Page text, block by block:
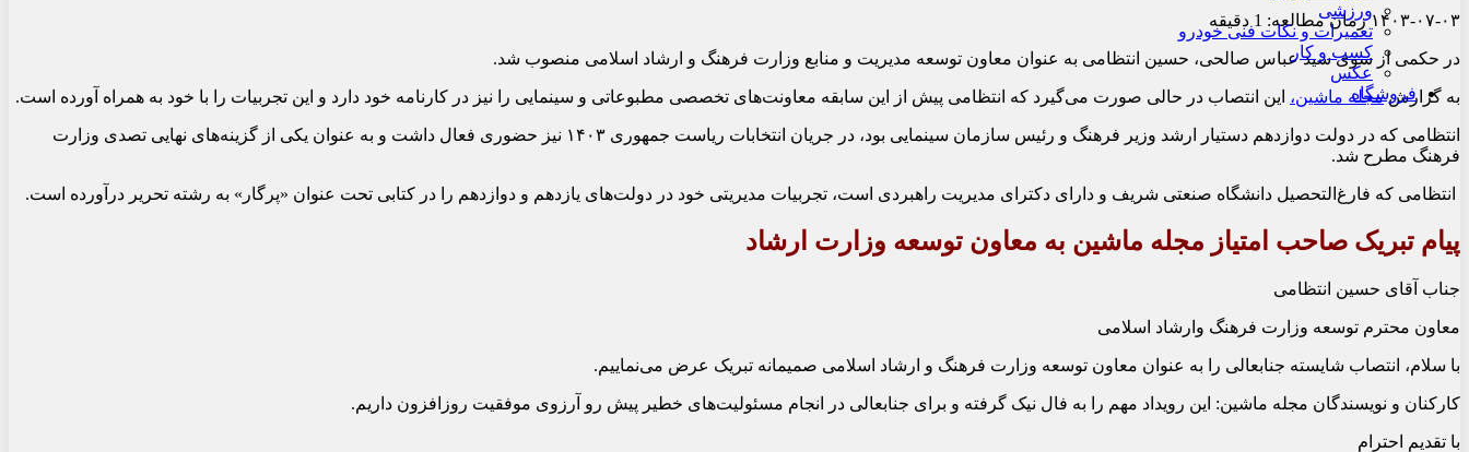
ورزشی
تعمیرات و نکات فنی خودرو
کسب و کار
عکس
فروشگاه
۱۴۰۳-۰۷-۰۳زمان مطالعه: 1 دقیقه
در حکمی از سوی سید عباس صالحی، حسین انتظامی به عنوان معاون توسعه مدیریت و منابع وزارت فرهنگ و ارشاد اسلامی منصوب شد.
به گزارشمجله ماشین، این انتصاب در حالی صورت می‌گیرد که انتظامی پیش از این سابقه معاونت‌های تخصصی مطبوعاتی و سینمایی را نیز در کارنامه خود دارد و این تجربیات را با خود به همراه آورده است.
انتظامی که در دولت دوازدهم دستیار ارشد وزیر فرهنگ و رئیس سازمان سینمایی بود، در جریان انتخابات ریاست جمهوری ۱۴۰۳ نیز حضوری فعال داشت و به عنوان یکی از گزینه‌های نهایی تصدی وزارت
فرهنگ مطرح شد.
انتظامی که فارغ‌التحصیل دانشگاه صنعتی شریف و دارای دکترای مدیریت راهبردی است، تجربیات مدیریتی خود در دولت‌های یازدهم و دوازدهم را در کتابی تحت عنوان «پرگار» به رشته تحریر درآورده است.
پیام تبریک صاحب امتیاز مجله ماشین به معاون توسعه وزارت ارشاد
جناب آقای حسین انتظامی
معاون محترم توسعه وزارت فرهنگ وارشاد اسلامی
با سلام، انتصاب شایسته جنابعالی را به عنوان معاون توسعه وزارت فرهنگ و ارشاد اسلامی صمیمانه تبریک عرض می‌نماییم.
کارکنان و نویسندگان مجله ماشین: این رویداد مهم را به فال نیک گرفته و برای جنابعالی در انجام مسئولیت‌های خطیر پیش رو آرزوی موفقیت روزافزون داریم.
با تقدیم احترام